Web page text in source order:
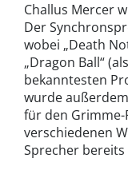
Challus Mercer
Der
wobei „Death
„Dragon Ball“
bekanntesten
wurde
für den
verschiedenen
Sprecher